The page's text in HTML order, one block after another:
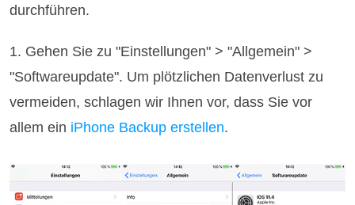
durchführen.
1. Gehen Sie zu "Einstellungen" > "Allgemein" >
"Softwareupdate". Um plötzlichen Datenverlust zu
vermeiden, schlagen wir Ihnen vor, dass Sie vor
allem ein iPhone Backup erstellen.